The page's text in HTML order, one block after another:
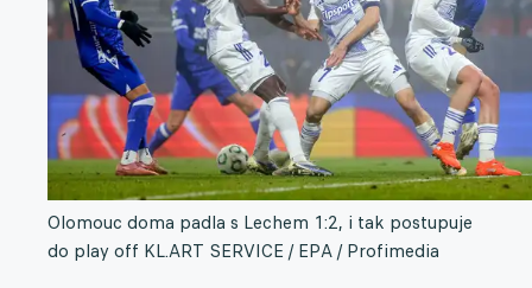
Olomouc doma padla s Lechem 1:2, i tak postupuje
do play off KL.ART SERVICE / EPA / Profimedia